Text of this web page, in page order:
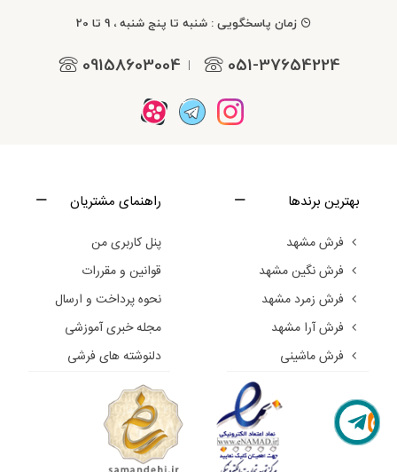
زمان پاسخگویی : شنبه تا پنج شنبه ، 9 تا 20
051-37654224
|
09158603004
بهترین برندها
فرش مشهد
فرش نگین مشهد
فرش زمرد مشهد
فرش آرا مشهد
فرش ماشینی
راهنمای مشتریان
پنل کاربری من
قوانین و مقررات
نحوه پرداخت و ارسال
مجله خبری آموزشی
دلنوشته های فرشی